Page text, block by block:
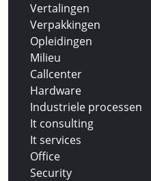
Vertalingen
Verpakkingen
Opleidingen
Milieu
Callcenter
Hardware
Industriele processen
It consulting
It services
Office
Security